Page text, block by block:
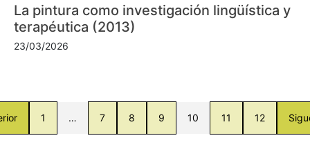
La pintura como investigación lingüística y
terapéutica (2013)
23/03/2026
1 … 7 8 9 10 11 12